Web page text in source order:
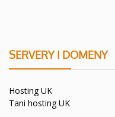
SERVERY I DOMENY
Hosting UK
Tani hosting UK